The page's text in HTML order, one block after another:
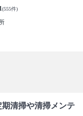
(555件)
清掃や清掃メンテ